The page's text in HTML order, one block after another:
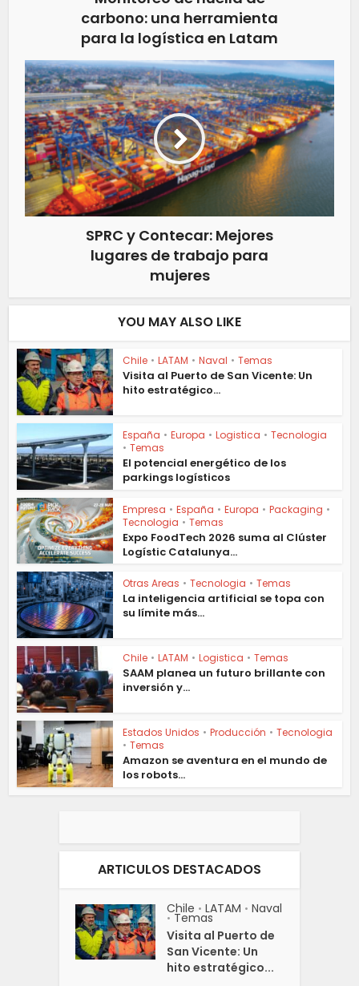
carbono: una herramienta
para la logística en Latam
SPRC y Contecar: Mejores
lugares de trabajo para
mujeres
YOU MAY ALSO LIKE
Chile • LATAM • Naval • Temas
Visita al Puerto de San Vicente: Un
hito estratégico...
España • Europa • Logistica • Tecnologia
• Temas
El potencial energético de los
parkings logísticos
Empresa • España • Europa • Packaging •
Tecnologia • Temas
Expo FoodTech 2026 suma al Clúster
Logístic Catalunya...
Otras Areas • Tecnologia • Temas
La inteligencia artificial se topa con
su límite más...
Chile • LATAM • Logistica • Temas
SAAM planea un futuro brillante con
inversión y...
Estados Unidos • Producción • Tecnologia
• Temas
Amazon se aventura en el mundo de
los robots...
ARTICULOS DESTACADOS
Chile • LATAM • Naval
• Temas
Visita al Puerto de
San Vicente: Un
hito estratégico...